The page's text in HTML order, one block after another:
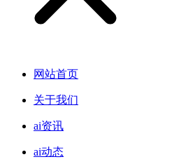
网站首页
关于我们
ai资讯
ai动态